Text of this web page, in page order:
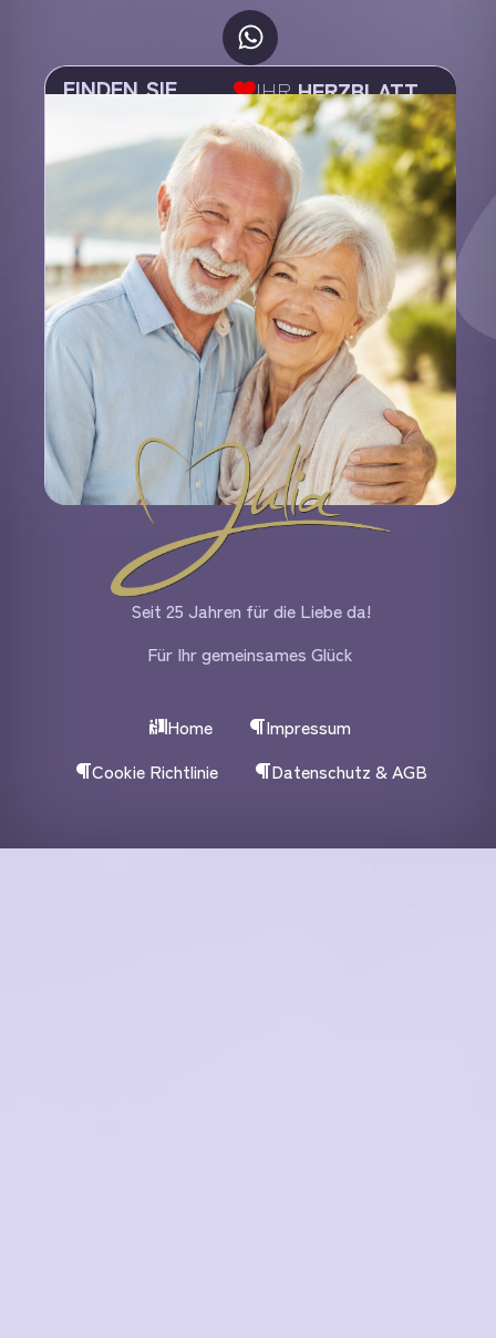
FINDEN SIE IHRHERZBLATT
Seit 25 Jahren für die Liebe da!
Für Ihr gemeinsames Glück
Home
Impressum
Cookie Richtlinie
Datenschutz & AGB